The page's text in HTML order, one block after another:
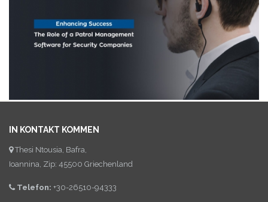
IN KONTAKT KOMMEN
Thesi Ntousia, Bafra,
Ioannina, Zip: 45500 Griechenland
Telefon: +30-26510-94333